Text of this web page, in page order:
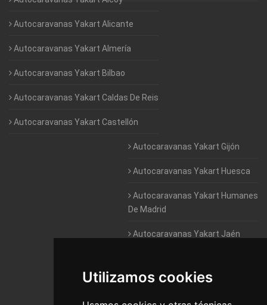
Utilizamos cookies
Autocaravanas Yakart Alicante
Autocaravanas Yakart Almería
Autocaravanas Yakart Bilbao
Autocaravanas Yakart Caldas De Reis
Autocaravanas Yakart Castellón
Autocaravanas Yakart Gijón
Autocaravanas Yakart Huesca
Autocaravanas Yakart Humanes
De Madrid
Autocaravanas Yakart Jaén
Autocaravanas Yakart Valencia